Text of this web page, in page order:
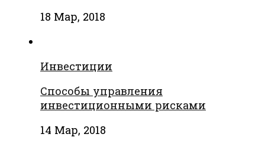
18 Мар, 2018
Инвестиции
Способы управления
инвестиционными рисками
14 Мар, 2018